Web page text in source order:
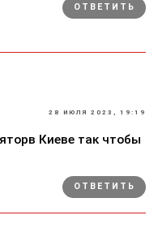
ОТВЕТИТЬ
28 ИЮЛЯ 2023, 19:19
Киеве так чтобы
ОТВЕТИТЬ